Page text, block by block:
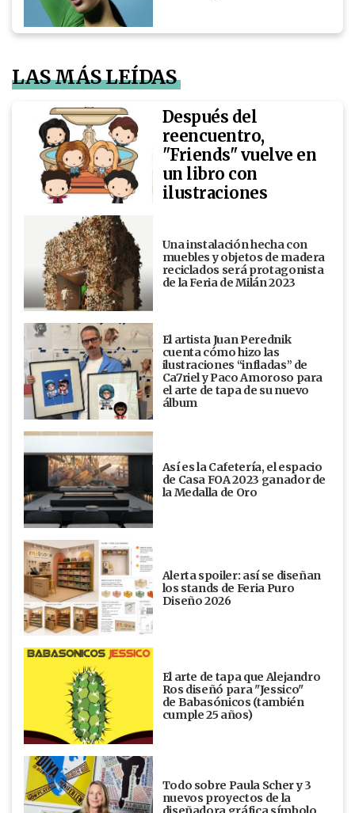
LAS MÁS LEÍDAS
Después del
reencuentro,
"Friends" vuelve en
un libro con
ilustraciones
Una instalación hecha con
muebles y objetos de madera
reciclados será protagonista
de la Feria de Milán 2023
El artista Juan Perednik
cuenta cómo hizo las
ilustraciones “infladas” de
Ca7riel y Paco Amoroso para
el arte de tapa de su nuevo
álbum
Así es la Cafetería, el espacio
de Casa FOA 2023 ganador de
la Medalla de Oro
Alerta spoiler: así se diseñan
los stands de Feria Puro
Diseño 2026
El arte de tapa que Alejandro
Ros diseñó para "Jessico"
de Babasónicos (también
cumple 25 años)
Todo sobre Paula Scher y 3
nuevos proyectos de la